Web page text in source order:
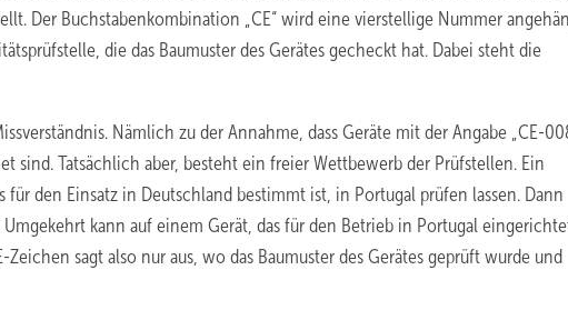
Der Buchstabenkombination „CE“ wird eine vierstellige Nummer
die das Baumuster des Gerätes gecheckt hat. Dabei steht die
Nämlich zu der Annahme, dass Geräte mit der Angabe „CE-
sind. Tatsächlich aber, besteht ein freier Wettbewerb der Prüfstellen. Ein
für den Einsatz in Deutschland bestimmt ist, in Portugal prüfen lassen. Dann
kann auf einem Gerät, das für den Betrieb in Portugal
sagt also nur aus, wo das Baumuster des Gerätes geprüft wurde und